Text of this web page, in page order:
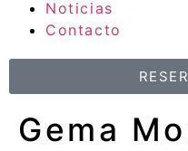
Noticias
Contacto
Gema